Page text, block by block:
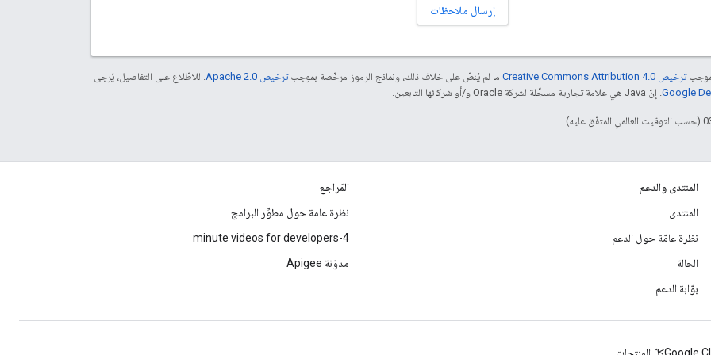
إرسال ملاحظات
ترخيص Creative Commons Attribution 4.0‏ ما لم يُنصّ على خلاف ذلك، ونماذج الرموز مرخّصة بموجبترخيص Apache 2.0‏
. للاطّلاع على التفاصيل، يُرجى
. إنّ Java هي علامة تجارية مسجَّلة لشركة Oracle و/أو شركائها التابعين.
المنتدى والدعم
المنتدى
نظرة عامّة حول الدعم
الحالة
بوّابة الدعم
المَراجع
نظرة عامة حول مطوِّر البرامج
4-minute videos for developers
مدوّنة Apigee